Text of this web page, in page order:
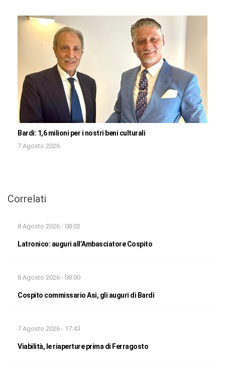
Bardi: 1,6 milioni per i nostri beni culturali
7 Agosto 2026
Correlati
8 Agosto 2026 - 08:02
Latronico: auguri all’Ambasciatore Cospito
8 Agosto 2026 - 08:00
Cospito commissario Asi, gli auguri di Bardi
7 Agosto 2026 - 17:43
Viabilità, le riaperture prima di Ferragosto